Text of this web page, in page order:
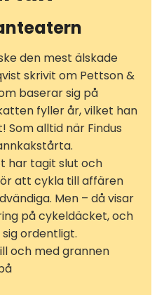
den mest älskade
skrivit om Pettson &
baserar sig på
fyller år, vilket han
alltid när Findus
har tagit slut och
att cykla till affären
Men – då visar
på cykeldäcket, och
ordentligt.
och med grannen